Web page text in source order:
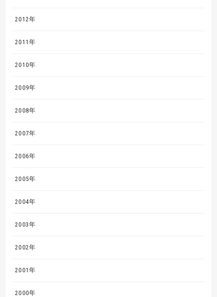
2012年
2011年
2010年
2009年
2008年
2007年
2006年
2005年
2004年
2003年
2002年
2001年
2000年